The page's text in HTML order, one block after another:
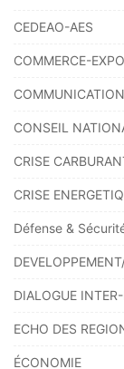
CEDEAO-AES
COMMERCE-
CONSEIL
CRISE
CRISE
Défense &
DIALOGUE
ECHO DES
ÉCONOMIE